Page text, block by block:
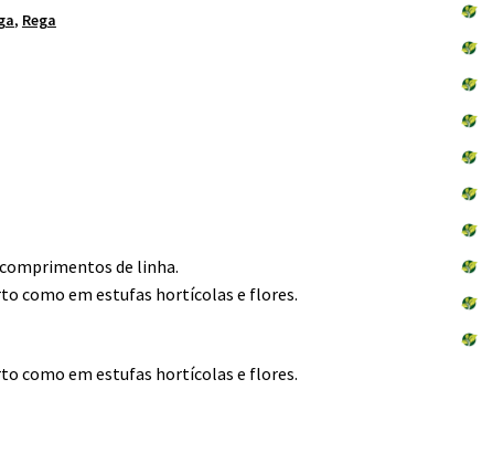
, Rega
de linha.
como em estufas hortícolas e flores.
como em estufas hortícolas e flores.